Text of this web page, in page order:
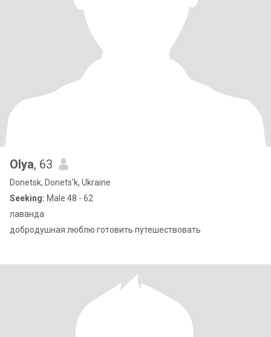
Olya, 63
Donetsk, Donets'k, Ukraine
Seeking: Male 48 - 62
лаванда
добродушная люблю готовить путешествовать